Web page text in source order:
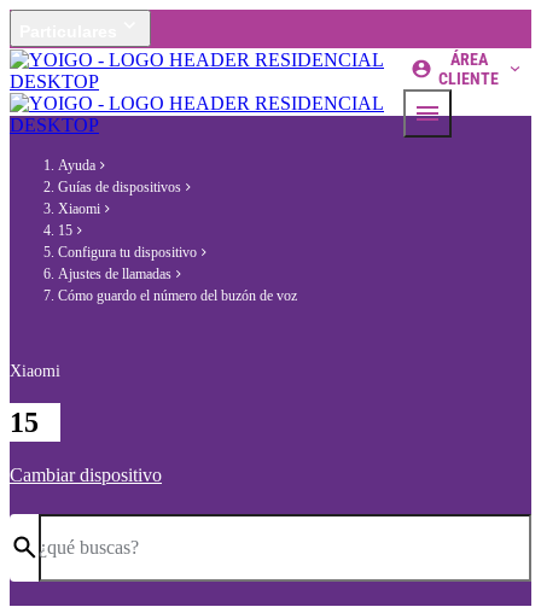
ÁREA
CLIENTE
Ayuda
Guías de dispositivos
Xiaomi
15
Configura tu dispositivo
Ajustes de llamadas
Cómo guardo el número del buzón de voz
Xiaomi
15
Cambiar dispositivo
¿qué buscas?